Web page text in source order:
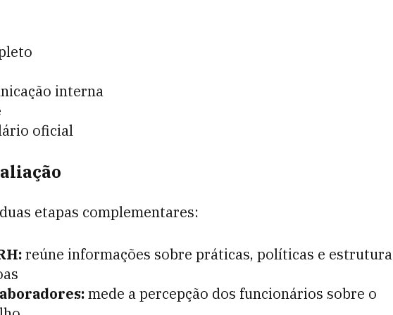
interna
oficial
etapas complementares:
reúne informações sobre práticas, políticas e estrutura
mede a percepção dos funcionários sobre o